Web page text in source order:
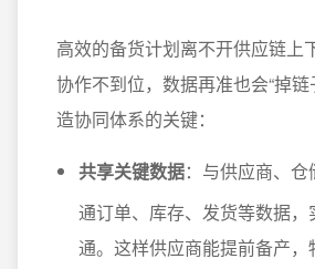
高效的备货计划离不开供应链上
协作不到位，数据再准也会“掉
造协同体系的关键：
共享关键数据：与供应商、
通订单、库存、发货等数据，
通。这样供应商能提前备产